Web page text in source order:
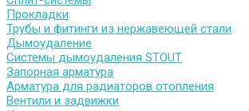
Прокладки
Трубы и фитинги из нержавеющей стали
Дымоудаление
Системы дымоудаления STOUT
Запорная арматура
Арматура для радиаторов отопления
Вентили и задвижки